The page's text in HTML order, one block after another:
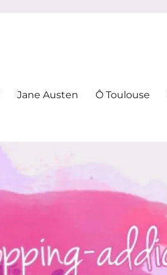
Jane Austen Ô Toulouse